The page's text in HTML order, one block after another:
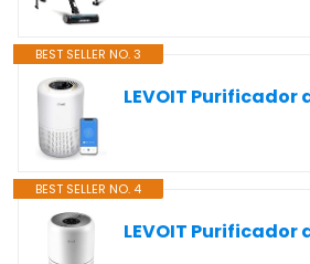
BEST SELLER NO. 3
BEST SELLER NO. 4